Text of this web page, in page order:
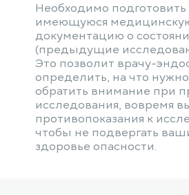
Необходимо
имеющуюся
документацию о
(предыдущие
Это позволит врачу-
определить, на что
обратить внимание при
исследования, вовремя
противопоказания к
чтобы не подвергать
здоровье опасности.